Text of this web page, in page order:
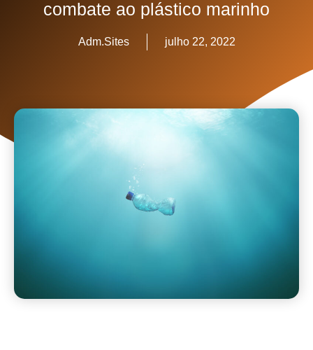
combate ao plástico marinho
Adm.Sites julho 22, 2022